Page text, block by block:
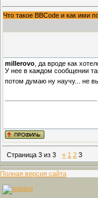
Что такое BBCode и как ими
millerovo , да вроде как
У нее в каждом сообщении
потом думаю ну научу... не
Страница 3 из 3 « 1 2 3
Полная версия сайта